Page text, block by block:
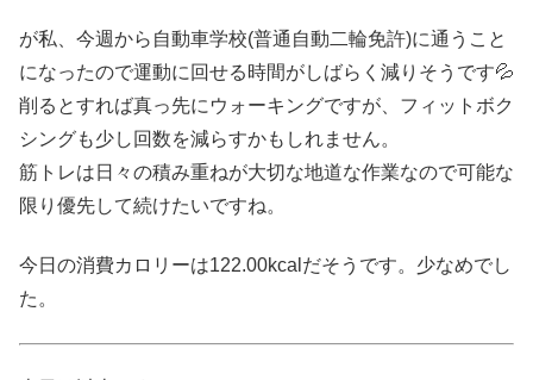
が私、今週から自動車学校(普通自動二輪免許)に通うこと
になったので運動に回せる時間がしばらく減りそうです💦
削るとすれば真っ先にウォーキングですが、フィットボク
シングも少し回数を減らすかもしれません。
筋トレは日々の積み重ねが大切な地道な作業なので可能な
限り優先して続けたいですね。
今日の消費カロリーは122.00kcalだそうです。少なめでし
た。